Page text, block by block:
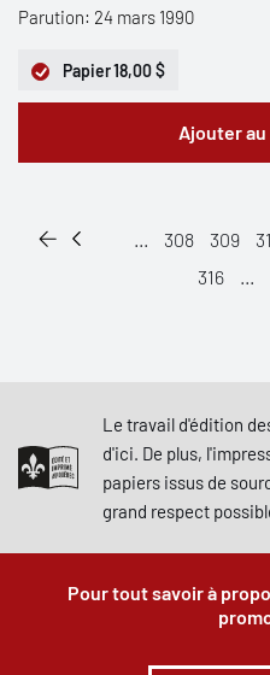
Parution: 24 mars 1990
Papier18,00 $
Ajouter
... 308 309
316
...
Le travail d'édition
d'ici. De plus,
papiers issus de
grand respect
Pour tout savoir à